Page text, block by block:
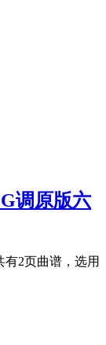
调原版六
2页曲谱，选用